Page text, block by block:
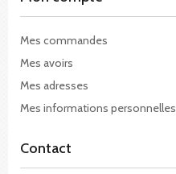
Mes commandes
Mes avoirs
Mes adresses
Mes informations personnelles
Contact